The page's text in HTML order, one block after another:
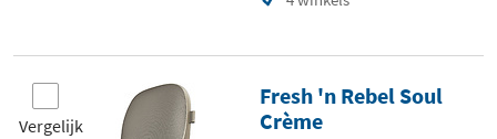
Vergelijk
Fresh 'n Rebel Soul
Crème